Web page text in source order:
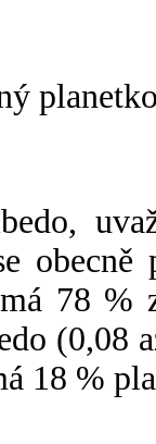
78 %
(0,08
18 %